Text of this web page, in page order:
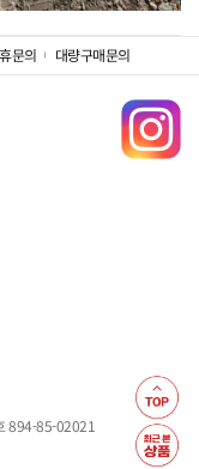
문의 대량구매문의
894-85-02021